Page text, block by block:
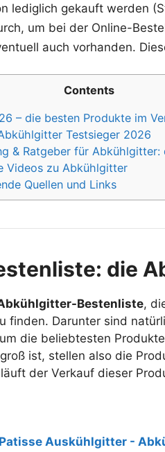
lediglich gekauft werden
um bei der Online-
auch vorhanden.
Contents
– die besten Produkte im
Testsieger 2026
& Ratgeber für
Videos zu Abkühlgitter
Quellen und Links
die
Bestenliste,
finden. Darunter sind
die beliebtesten
ist, stellen also die
der Verkauf dieser
Patisse Auskühlgitter -